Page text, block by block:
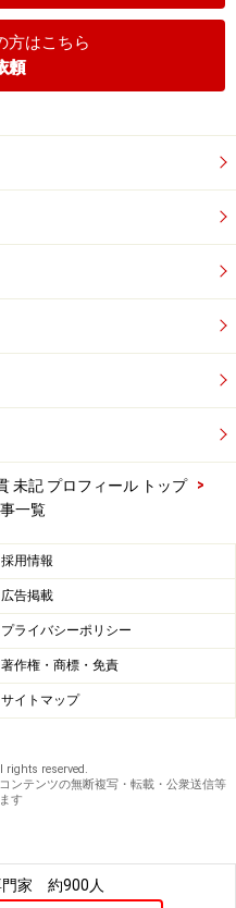
方はこちら
頼
未記 プロフィール トップ
>
一覧
採用情報
広告掲載
プライバシーポリシー
著作権・商標・免責
サイトマップ
reserved.
ンテンツの無断複写・転載・公衆送信等
す
家 約900人